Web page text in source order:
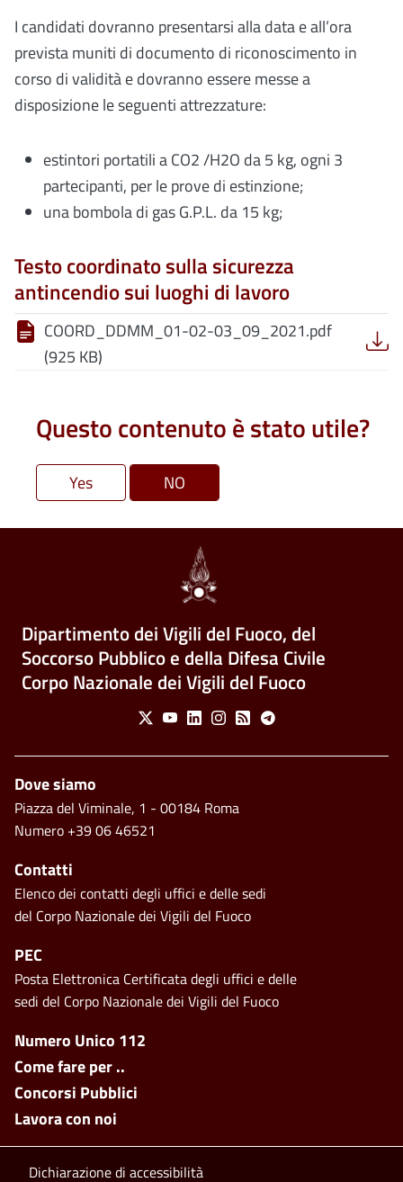
I candidati dovranno presentarsi alla data e all’ora
prevista muniti di documento di riconoscimento in
corso di validità e dovranno essere messe a
disposizione le seguenti attrezzature:
estintori portatili a CO2 /H2O da 5 kg, ogni 3
partecipanti, per le prove di estinzione;
una bombola di gas G.P.L. da 15 kg;
Testo coordinato sulla sicurezza
antincendio sui luoghi di lavoro
COORD_DDMM_01-02-03_09_2021.pdf
(925 KB)
Questo contenuto è stato utile?
Dipartimento dei Vigili del Fuoco, del
Soccorso Pubblico e della Difesa Civile
Corpo Nazionale dei Vigili del Fuoco
Social Menu
X YoutubeLinkedinInstagram
Feed Telegram
Footer side menu
Numero Unico 112
Come fare per ..
Concorsi Pubblici
Lavora con noi
Footer
Dove siamo
Piazza del Viminale, 1 - 00184 Roma
Numero +39 06 46521
Contatti
Elenco dei contatti degli uffici e delle sedi
del Corpo Nazionale dei Vigili del Fuoco
PEC
Posta Elettronica Certificata degli uffici e delle
sedi del Corpo Nazionale dei Vigili del Fuoco
Dichiarazione di accessibilità